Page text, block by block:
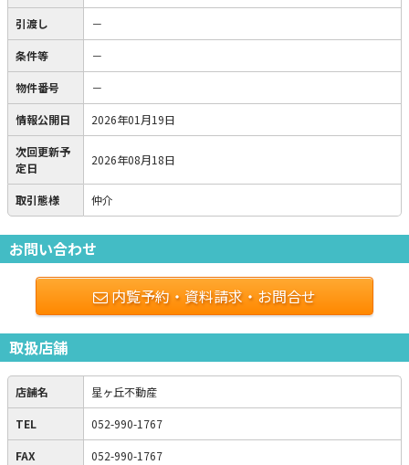
引渡し －
条件等 －
物件番号 －
情報公開日 2026年01月19日
次回更新予
定日
2026年08月18日
取引態様 仲介
お問い合わせ
内覧予約・資料請求・お問合せ
取扱店舗
店舗名 星ヶ丘不動産
TEL 052-990-1767
FAX 052-990-1767